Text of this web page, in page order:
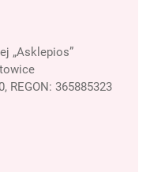
„Asklepios”
REGON: 365885323